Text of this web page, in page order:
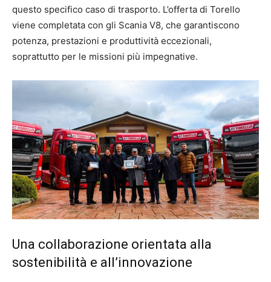
questo specifico caso di trasporto. L’offerta di Torello
viene completata con gli Scania V8, che garantiscono
potenza, prestazioni e produttività eccezionali,
soprattutto per le missioni più impegnative.
Una collaborazione orientata alla
sostenibilità e all’innovazione